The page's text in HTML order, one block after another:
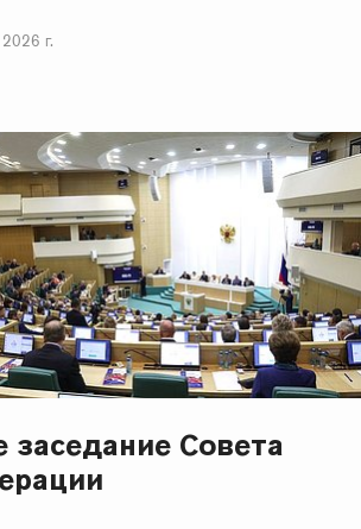
г.
заседание Совета